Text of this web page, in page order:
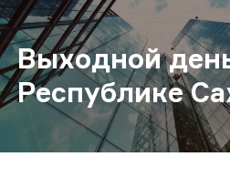
Выходной
Республике